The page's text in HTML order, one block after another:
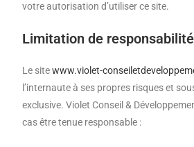
votre autorisation d’utiliser ce site.
Limitation de responsabilité
Le sitewww.violet-
l’internaute à ses propres risques et
exclusive. Violet Conseil &
cas être tenue responsable :